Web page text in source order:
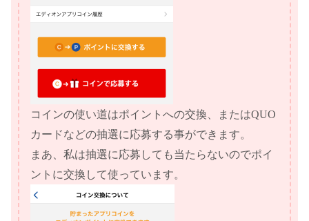
コインの使い道はポイントへの交換、またはQUO
カードなどの抽選に応募する事ができます。
まあ、私は抽選に応募しても当たらないのでポイ
ントに交換して使っています。